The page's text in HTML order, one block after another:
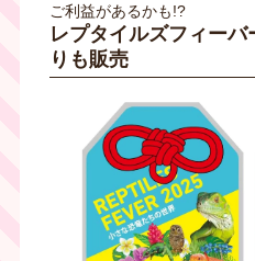
ご利益があるかも!?
レプタイルズフィー
りも販売